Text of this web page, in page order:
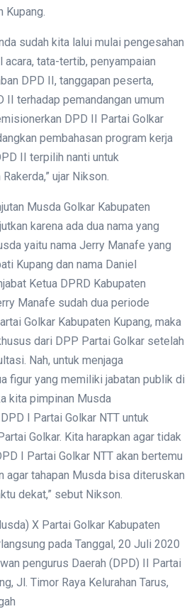
Kupang.
sudah kita lalui mulai pengesahan
tata-tertib, penyampaian
DPD II, tanggapan peserta,
II terhadap pemandangan umum
DPD II Partai Golkar
pembahasan program kerja
II terpilih nanti untuk
ujar Nikson.
Musda Golkar Kabupaten
karena ada dua nama yang
yaitu nama Jerry Manafe yang
Kupang dan nama Daniel
Ketua DPRD Kabupaten
Manafe sudah dua periode
Golkar Kabupaten Kupang, maka
dari DPP Partai Golkar setelah
Nah, untuk menjaga
figur yang memiliki jabatan publik di
kita pimpinan Musda
I Partai Golkar NTT untuk
Golkar. Kita harapkan agar tidak
I Partai Golkar NTT akan bertemu
agar tahapan Musda bisa diteruskan
dekat,” sebut Nikson.
X Partai Golkar Kabupaten
pada Tanggal, 20 Juli 2020
pengurus Daerah (DPD) II Partai
Jl. Timor Raya Kelurahan Tarus,